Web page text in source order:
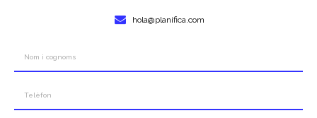
hola@planifica.com